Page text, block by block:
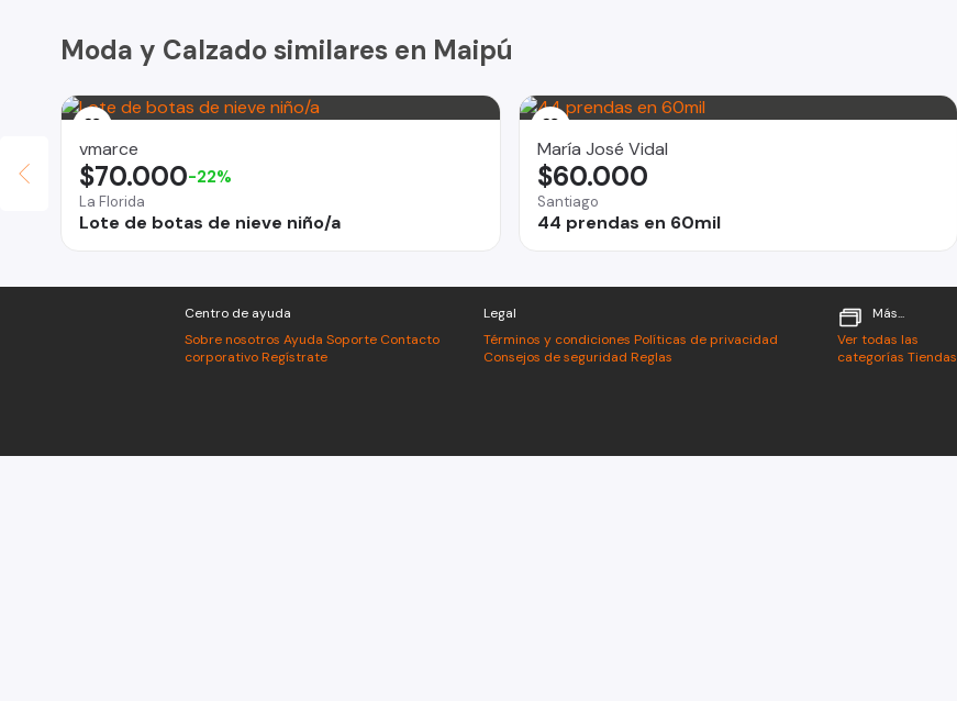
Moda y Calzado similares en Maipú
vmarce
La Florida
Lote de botas de nieve niño/a
$70.000-22%
María José Vidal
Santiago
44 prendas en 60mil
$60.000
Centro de ayuda
Sobre nosotros Ayuda Soporte Contacto
corporativo Regístrate
Legal
Términos y condiciones Políticas de privacidad
Consejos de seguridad Reglas
Más...
Ver todas las
categorías Tiendas